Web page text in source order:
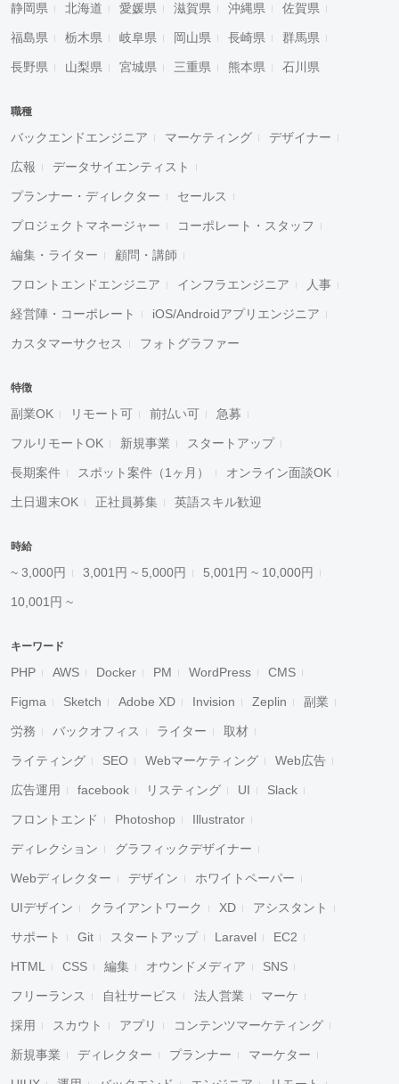
静岡県 北海道 愛媛県 滋賀県 沖縄県 佐賀県
福島県 栃木県 岐阜県 岡山県 長崎県 群馬県
長野県 山梨県 宮城県 三重県 熊本県 石川県
職種
バックエンドエンジニア マーケティング デザイナー
広報 データサイエンティスト
プランナー・ディレクター セールス
プロジェクトマネージャー コーポレート・スタッフ
編集・ライター 顧問・講師
フロントエンドエンジニア インフラエンジニア 人事
経営陣・コーポレート iOS/Androidアプリエンジニア
カスタマーサクセス フォトグラファー
特徴
副業OK リモート可 前払い可 急募
フルリモートOK 新規事業 スタートアップ
長期案件 スポット案件（1ヶ月） オンライン面談OK
土日週末OK 正社員募集 英語スキル歓迎
時給
~ 3,000円 3,001円 ~ 5,000円 5,001円 ~ 10,000円
10,001円 ~
キーワード
PHP AWS Docker PM WordPress CMS
Figma Sketch Adobe XD Invision Zeplin 副業
労務 バックオフィス ライター 取材
ライティング SEO Webマーケティング Web広告
広告運用 facebook リスティング UI Slack
フロントエンド Photoshop Illustrator
ディレクション グラフィックデザイナー
Webディレクター デザイン ホワイトペーパー
UIデザイン クライアントワーク XD アシスタント
サポート Git スタートアップ Laravel EC2
HTML CSS 編集 オウンドメディア SNS
フリーランス 自社サービス 法人営業 マーケ
採用 スカウト アプリ コンテンツマーケティング
新規事業 ディレクター プランナー マーケター